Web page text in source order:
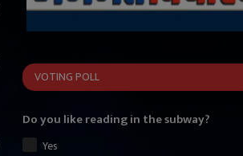
VOTING POLL
Do you like reading in the subway?
Yes